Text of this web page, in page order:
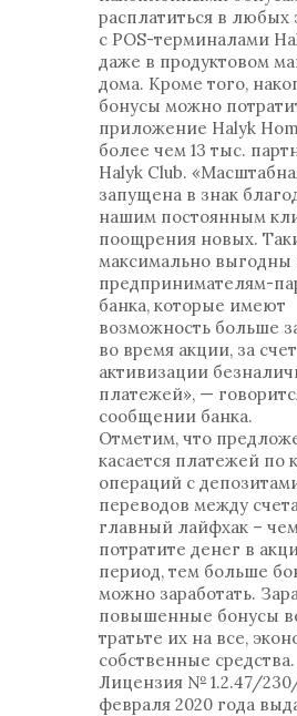
расплатиться в любых
с POS-терминалами
даже в продуктовом
дома. Кроме того,
бонусы можно
приложение Halyk
более чем 13 тыс.
Halyk Club.
запущена в знак
нашим постоянным
поощрения новых.
максимально выгодны
предпринимателям-
банка, которые имеют
возможность больше
во время акции, за счет
активизации
платежей», —
сообщении банка.
Отметим, что
касается платежей по
операций с
переводов между
главный лайфхак –
потратите денег в
период, тем больше
можно заработать.
повышенные бонусы
тратьте их на все,
собственные средства.
Лицензия № 1.2.47/
февраля 2020 года